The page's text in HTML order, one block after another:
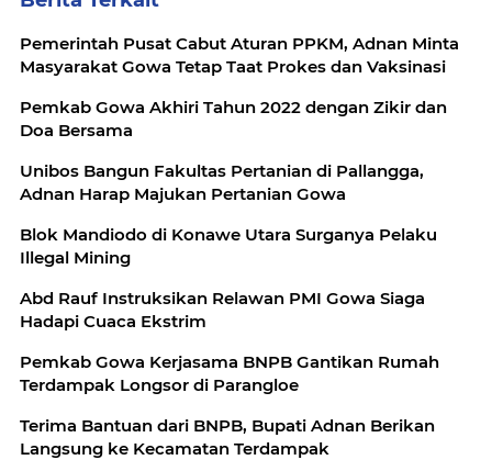
Pemerintah Pusat Cabut Aturan PPKM, Adnan Minta
Masyarakat Gowa Tetap Taat Prokes dan Vaksinasi
Pemkab Gowa Akhiri Tahun 2022 dengan Zikir dan
Doa Bersama
Unibos Bangun Fakultas Pertanian di Pallangga,
Adnan Harap Majukan Pertanian Gowa
Blok Mandiodo di Konawe Utara Surganya Pelaku
Illegal Mining
Abd Rauf Instruksikan Relawan PMI Gowa Siaga
Hadapi Cuaca Ekstrim
Pemkab Gowa Kerjasama BNPB Gantikan Rumah
Terdampak Longsor di Parangloe
Terima Bantuan dari BNPB, Bupati Adnan Berikan
Langsung ke Kecamatan Terdampak